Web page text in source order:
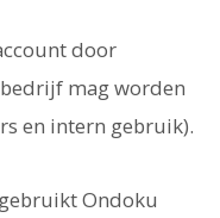
door
mag worden
en intern gebruik).
Ondoku